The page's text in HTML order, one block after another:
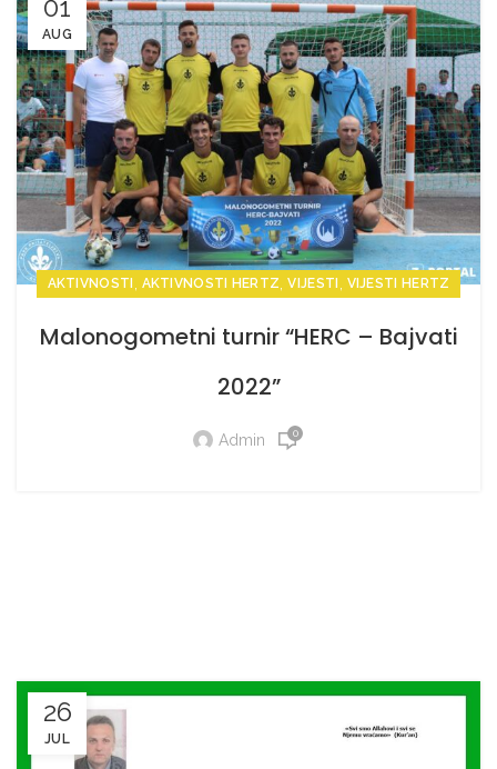
01
AUG
AKTIVNOSTI , AKTIVNOSTI HERTZ,VIJESTI , VIJESTI HERTZ
Malonogometni turnir “HERC – Bajvati
2022”
Admin 0
26
JUL